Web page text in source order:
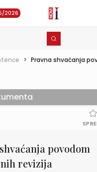
2026
> Pravna shvaćanja
povodom
revizija